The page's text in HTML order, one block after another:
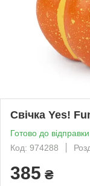
Свічка Yes!
Готово до відправки
Код: 974288
385 ₴